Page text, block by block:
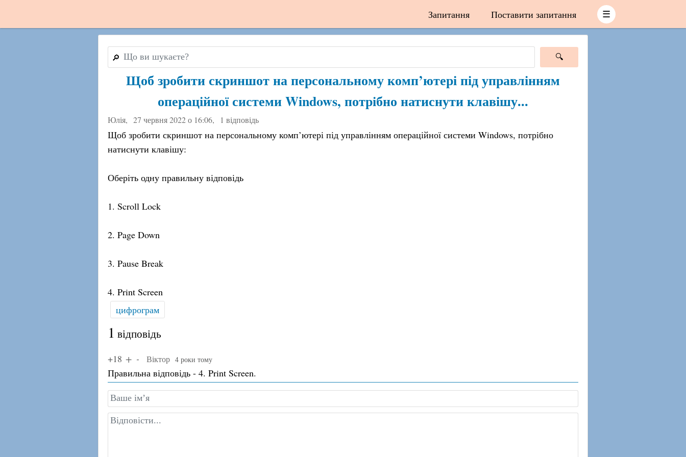
Запитання Поставити запитання ☰
🔎
Щоб зробити скриншот на персональному комп’ютері під управлінням
операційної системи Windows, потрібно натиснути клавішу...
Юлія, 27 червня 2022 о 16:06, 1 відповідь
Щоб зробити скриншот на персональному комп’ютері під управлінням операційної системи Windows, потрібно
натиснути клавішу:
Оберіть одну правильну відповідь
1. Scroll Lock
2. Page Down
3. Pause Break
4. Print Screen
цифрограм
1 відповідь
+18 Віктор 4 роки тому
Правильна відповідь - 4. Print Screen.